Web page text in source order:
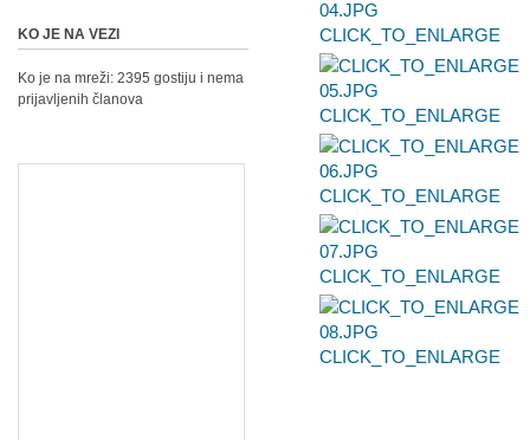
CLICK_TO_ENLARGE
CLICK_TO_ENLARGE
CLICK_TO_ENLARGE
CLICK_TO_ENLARGE
CLICK_TO_ENLARGE
KO JE NA VEZI
Ko je na mreži: 2395 gostiju i nema
prijavljenih članova